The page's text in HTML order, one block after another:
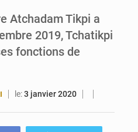
Togo : 300 000 tonnes visées pour la filière soja bio
Atchadam Tikpi a
2019, Tchatikpi
fonctions de
le:3 janvier 2020